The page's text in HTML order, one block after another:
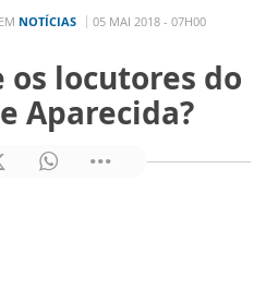
EM NOTÍCIAS 05 MAI 2018 - 07H00
os locutores do
Aparecida?